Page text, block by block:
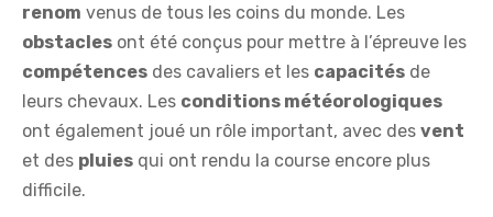
renom venus de tous les coins du monde. Les
obstacles ont été conçus pour mettre à l’épreuve les
compétences des cavaliers et les capacités de
leurs chevaux. Les conditions météorologiques
ont également joué un rôle important, avec des vent
et des pluies qui ont rendu la course encore plus
difficile.